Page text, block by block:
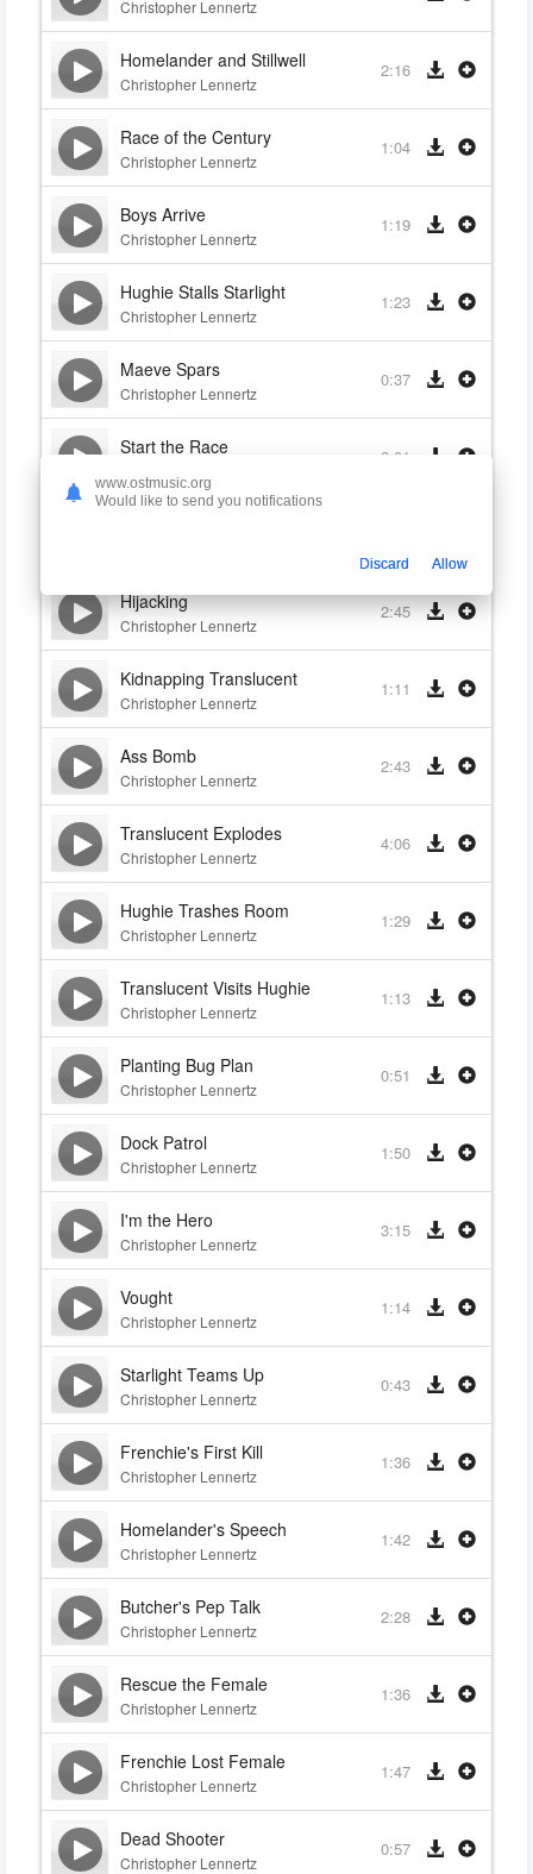
Christopher Lennertz
Homelander and Stillwell
Christopher Lennertz
2:16
Race of the Century
Christopher Lennertz
1:04
Boys Arrive
Christopher Lennertz
1:19
Hughie Stalls Starlight
Christopher Lennertz
1:23
Maeve Spars
Christopher Lennertz
0:37
Start the Race 2:01
Hijacking
Christopher Lennertz
2:45
Kidnapping Translucent
Christopher Lennertz
1:11
Ass Bomb
Christopher Lennertz
2:43
Translucent Explodes
Christopher Lennertz
4:06
Hughie Trashes Room
Christopher Lennertz
1:29
Translucent Visits Hughie
Christopher Lennertz
1:13
Planting Bug Plan
Christopher Lennertz
0:51
Dock Patrol
Christopher Lennertz
1:50
I'm the Hero
Christopher Lennertz
3:15
Vought
Christopher Lennertz
1:14
Starlight Teams Up
Christopher Lennertz
0:43
Frenchie's First Kill
Christopher Lennertz
1:36
Homelander's Speech
Christopher Lennertz
1:42
Butcher's Pep Talk
Christopher Lennertz
2:28
Rescue the Female
Christopher Lennertz
1:36
Frenchie Lost Female
Christopher Lennertz
1:47
Dead Shooter
Christopher Lennertz
0:57
www.ostmusic.org
Would like to send you notifications
Discard Allow